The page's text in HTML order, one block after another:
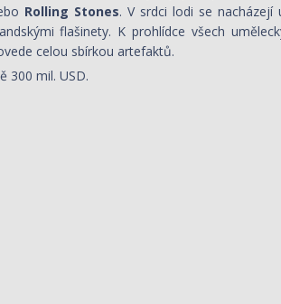
Rolling Stones. V srdci lodi se nacházejí
flašinety. K prohlídce všech
celou sbírkou artefaktů.
300 mil. USD.